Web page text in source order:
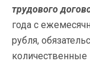
трудового
года с
рубля,
количественные